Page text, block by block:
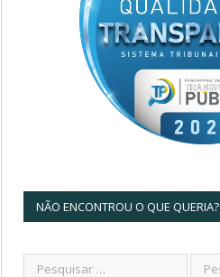
NÃO ENCONTROU O QUE QUERIA?